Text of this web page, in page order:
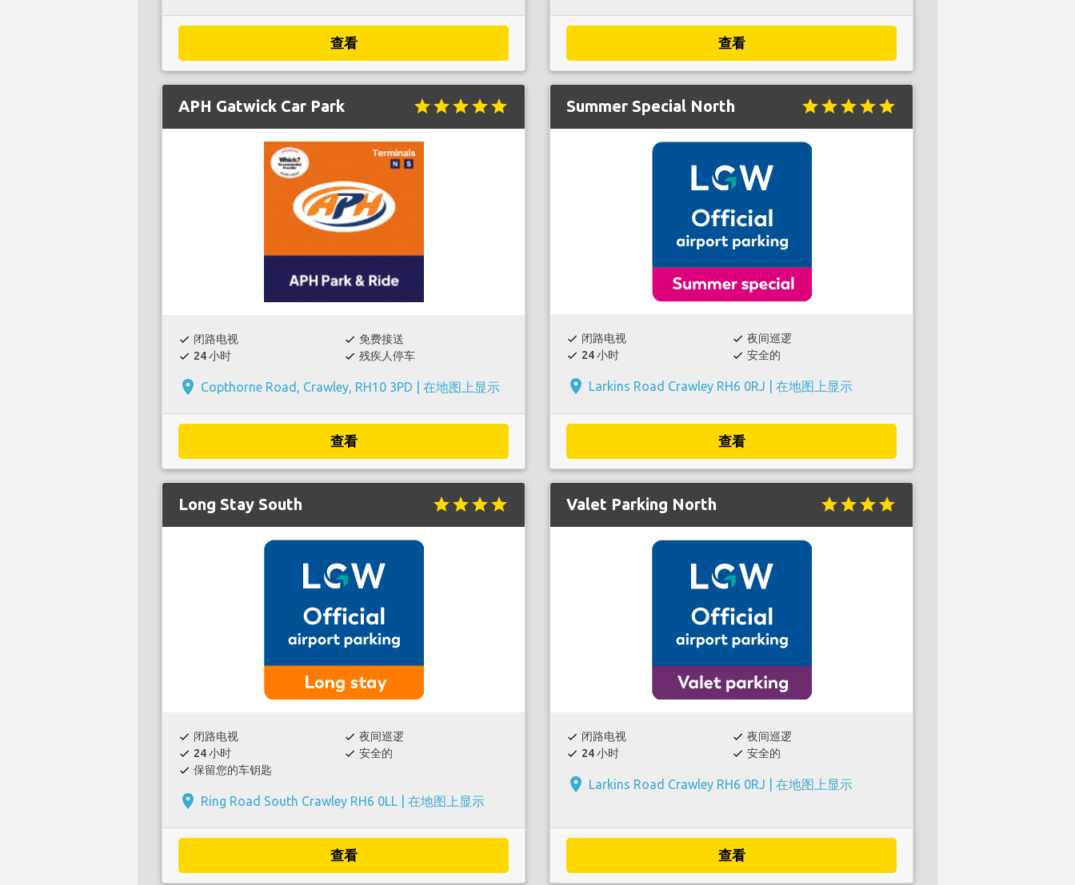
查看 查看
APH Gatwick Car Park starstarstarstarstar
check 闭路电视 check 免费接送
check 24 小时 check 残疾人停车
place Copthorne Road, Crawley, RH10 3PD | 在地图上显示
查看
Summer Special North starstarstarstarstar
check 闭路电视 check 夜间巡逻
check 24 小时 check 安全的
place Larkins Road Crawley RH6 0RJ | 在地图上显示
查看
Long Stay South starstarstarstar
check 闭路电视 check 夜间巡逻
check 24 小时 check 安全的
check 保留您的车钥匙
place Ring Road South Crawley RH6 0LL | 在地图上显示
查看
Valet Parking North starstarstarstar
check 闭路电视 check 夜间巡逻
check 24 小时 check 安全的
place Larkins Road Crawley RH6 0RJ | 在地图上显示
查看